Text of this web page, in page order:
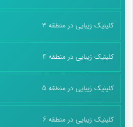
کلینیک زیبایی در منطقه 3
کلینیک زیبایی در منطقه 4
کلینیک زیبایی در منطقه 5
کلینیک زیبایی در منطقه 6